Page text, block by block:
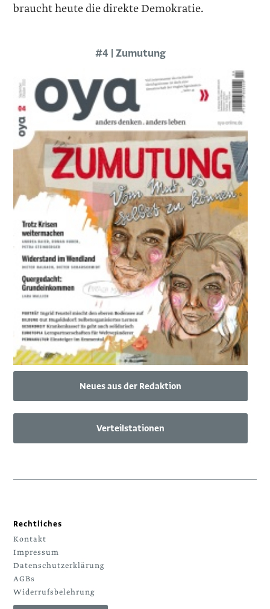
braucht heute die direkte Demokratie.
#4 | Zumutung
Neues aus der Redaktion
Verteilstationen
Rechtliches
Kontakt
Impressum
Datenschutzerklärung
AGBs
Widerrufsbelehrung